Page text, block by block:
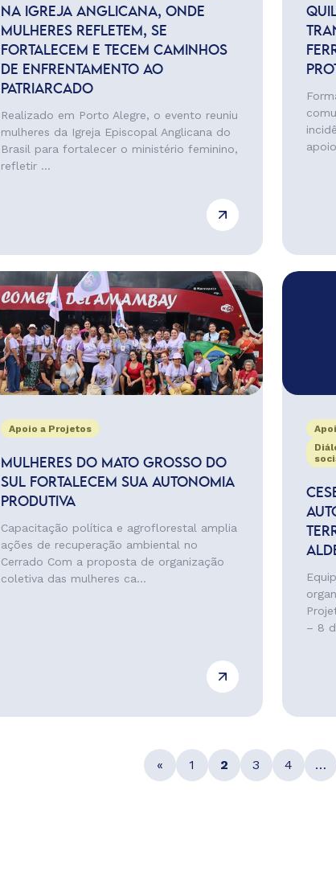
NA IGREJA ANGLICANA, ONDE
MULHERES REFLETEM, SE
FORTALECEM E TECEM CAMINHOS
DE ENFRENTAMENTO AO
PATRIARCADO
Realizado em Porto Alegre, o evento reuniu
mulheres da Igreja Episcopal Anglicana do
Brasil para fortalecer o ministério feminino,
refletir ...
Apoio a Projetos
MULHERES DO MATO GROSSO DO
SUL FORTALECEM SUA AUTONOMIA
PRODUTIVA
Capacitação política e agroflorestal amplia
ações de recuperação ambiental no
Cerrado Com a proposta de organização
coletiva das mulheres ca...
– 8
« 1 2 3 4 …